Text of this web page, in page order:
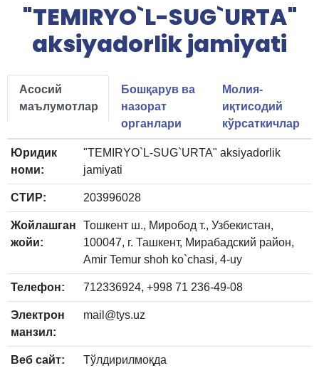
"TEMIRYO`L-SUG`URTA"
aksiyadorlik jamiyati
Асосий
маълумотлар
Бошқарув ва
назорат
органлари
Молия-
иқтисодий
кўрсаткичлар
Юридик
номи:
"TEMIRYO`L-SUG`URTA" aksiyadorlik
jamiyati
СТИР: 203996028
Жойлашган
жойи:
Тошкент ш., Миробод т., Узбекистан,
100047, г. Ташкент, Мирабадский район,
Amir Temur shoh ko`chasi, 4-uy
Телефон: 712336924, +998 71 236-49-08
Электрон
манзил:
mail@tys.uz
Веб сайт: Тўлдирилмоқда